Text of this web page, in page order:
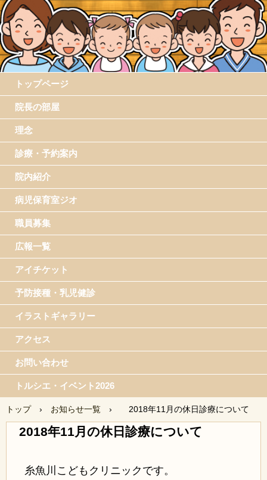
トップページ
院長の部屋
理念
診療・予約案内
院内紹介
病児保育室ジオ
職員募集
広報一覧
アイチケット
予防接種・乳児健診
イラストギャラリー
アクセス
お問い合わせ
トルシエ・イベント2026
トップ › お知らせ一覧 › 2018年11月の休日診療について
2018年11月の休日診療について
糸魚川こどもクリニックです。